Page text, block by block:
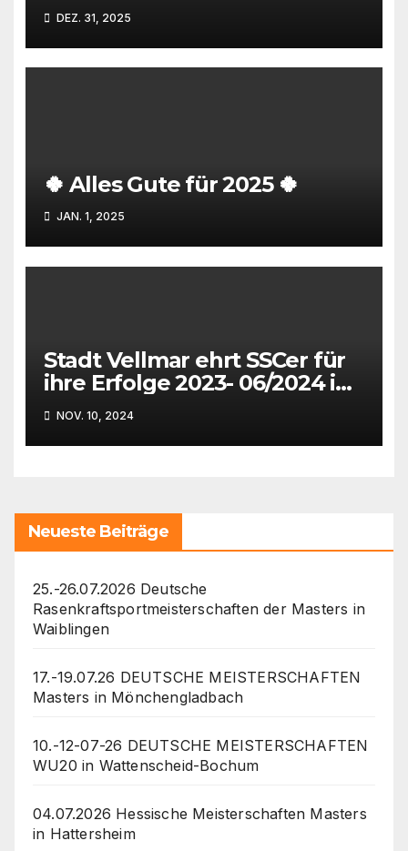
DEZ. 31, 2025
🍀 Alles Gute für 2025 🍀
JAN. 1, 2025
Stadt Vellmar ehrt SSCer für
ihre Erfolge 2023- 06/2024 in
der Mehrzweckhalle
Frommershausen
NOV. 10, 2024
Neueste Beiträge
25.-26.07.2026 Deutsche
Rasenkraftsportmeisterschaften der Masters in
Waiblingen
17.-19.07.26 DEUTSCHE MEISTERSCHAFTEN
Masters in Mönchengladbach
10.-12-07-26 DEUTSCHE MEISTERSCHAFTEN
WU20 in Wattenscheid-Bochum
04.07.2026 Hessische Meisterschaften Masters
in Hattersheim